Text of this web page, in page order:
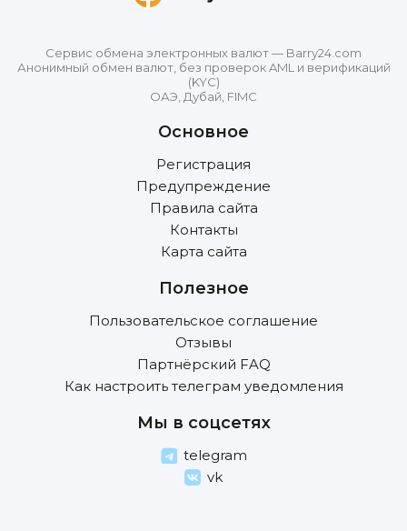
Сервис обмена электронных валют — Barry24.com
Анонимный обмен валют, без проверок AML и верификаций
(KYC)
ОАЭ, Дубай, FIMC
Основное
Регистрация
Предупреждение
Правила сайта
Контакты
Карта сайта
Полезное
Пользовательское соглашение
Отзывы
Партнёрский FAQ
Как настроить телеграм уведомления
Мы в соцсетях
telegram
vk